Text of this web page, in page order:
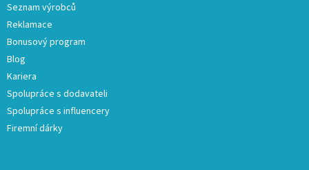
Seznam výrobců
Reklamace
Bonusový program
Blog
Kariera
Spolupráce s dodavateli
Spolupráce s influencery
Firemní dárky